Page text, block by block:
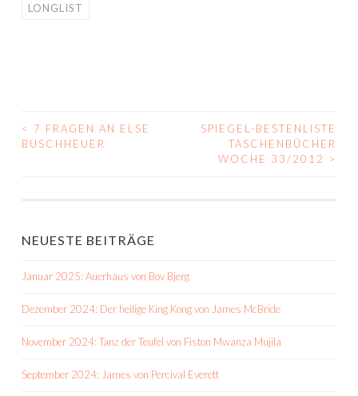
LONGLIST
BEITRAGS-
<
7 FRAGEN AN ELSE
BUSCHHEUER
SPIEGEL-BESTENLISTE
TASCHENBÜCHER
WOCHE 33/2012
>
NEUESTE BEITRÄGE
Januar 2025: Auerhaus von Bov Bjerg
Dezember 2024: Der heilige King Kong von James McBride
November 2024: Tanz der Teufel von Fiston Mwanza Mujila
September 2024: James von Percival Everett